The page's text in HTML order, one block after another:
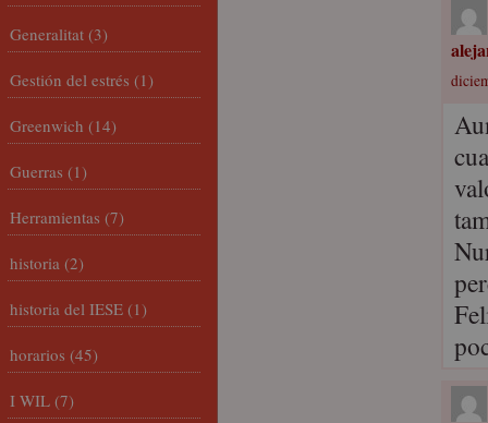
Generalitat (3)
Gestión del estrés (1)
Greenwich (14)
Guerras (1)
Herramientas (7)
historia (2)
historia del IESE (1)
horarios (45)
I WIL (7)